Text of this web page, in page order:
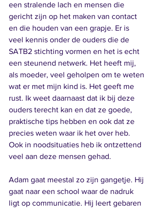
een stralende lach en mensen die
gericht zijn op het maken van contact
en die houden van een grapje. Er is
veel kennis onder de ouders die de
SATB2 stichting vormen en het is echt
een steunend netwerk. Het heeft mij,
als moeder, veel geholpen om te weten
wat er met mijn kind is. Het geeft me
rust. Ik weet daarnaast dat ik bij deze
ouders terecht kan en dat ze goede,
praktische tips hebben en ook dat ze
precies weten waar ik het over heb.
Ook in noodsituaties heb ik ontzettend
veel aan deze mensen gehad.
Adam gaat meestal zo zijn gangetje. Hij
gaat naar een school waar de nadruk
ligt op communicatie. Hij leert gebaren